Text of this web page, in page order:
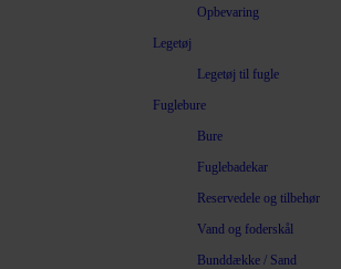
Opbevaring
Legetøj
Legetøj til fugle
Fuglebure
Bure
Fuglebadekar
Reservedele og tilbehør
Vand og foderskål
Bunddække / Sand